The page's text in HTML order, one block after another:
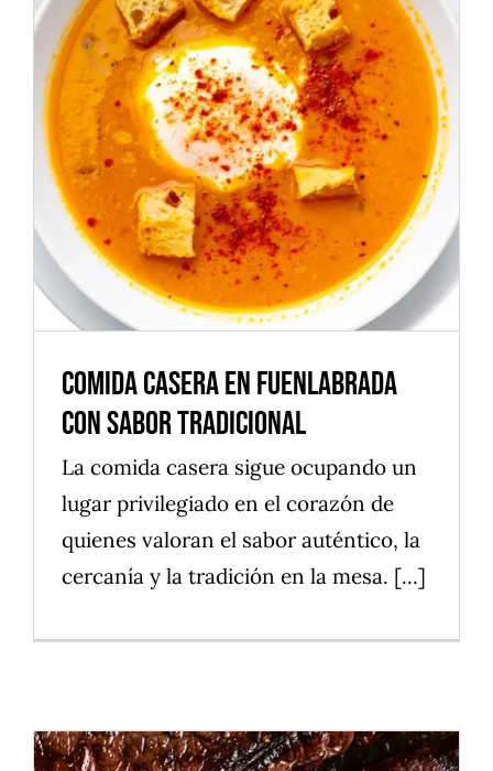
Comida Casera en Fuenlabrada
con Sabor Tradicional
Alimentos Cocina saludable Postres Productos naturales
Comida Casera en Fuenlabrada
con Sabor Tradicional
La comida casera sigue ocupando un
lugar privilegiado en el corazón de
quienes valoran el sabor auténtico, la
cercanía y la tradición en la mesa. [...]